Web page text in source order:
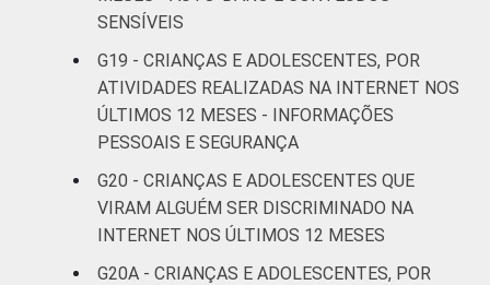
SENSÍVEIS
G19 - CRIANÇAS E ADOLESCENTES, POR
ATIVIDADES REALIZADAS NA INTERNET NOS
ÚLTIMOS 12 MESES - INFORMAÇÕES
PESSOAIS E SEGURANÇA
G20 - CRIANÇAS E ADOLESCENTES QUE
VIRAM ALGUÉM SER DISCRIMINADO NA
INTERNET NOS ÚLTIMOS 12 MESES
G20A - CRIANÇAS E ADOLESCENTES, POR